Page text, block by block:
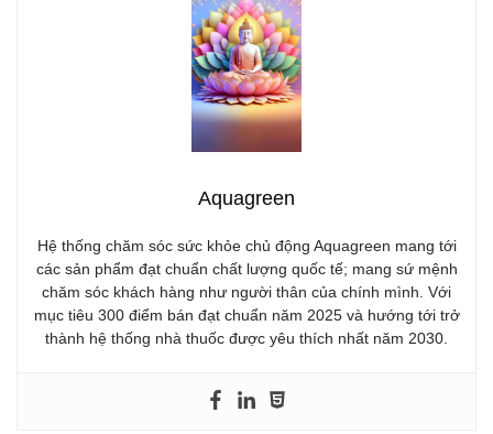
Aquagreen
Hệ thống chăm sóc sức khỏe chủ động Aquagreen mang tới
các sản phẩm đạt chuẩn chất lượng quốc tế; mang sứ mệnh
chăm sóc khách hàng như người thân của chính mình. Với
mục tiêu 300 điểm bán đạt chuẩn năm 2025 và hướng tới trở
thành hệ thống nhà thuốc được yêu thích nhất năm 2030.